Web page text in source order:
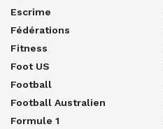
Escrime
Fédérations
Fitness
Foot US
Football
Football Australien
Formule 1